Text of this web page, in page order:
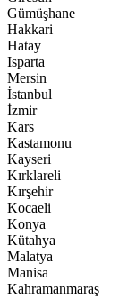
Gümüşhane
Hakkari
Hatay
Isparta
Mersin
İstanbul
İzmir
Kars
Kastamonu
Kayseri
Kırklareli
Kırşehir
Kocaeli
Konya
Kütahya
Malatya
Manisa
Kahramanmaraş